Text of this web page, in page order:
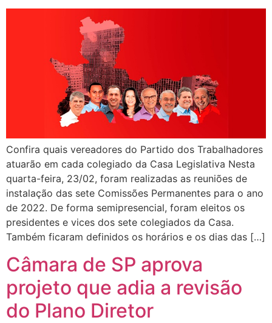
Confira quais vereadores do Partido dos Trabalhadores
atuarão em cada colegiado da Casa Legislativa Nesta
quarta-feira, 23/02, foram realizadas as reuniões de
instalação das sete Comissões Permanentes para o ano
de 2022. De forma semipresencial, foram eleitos os
presidentes e vices dos sete colegiados da Casa.
Também ficaram definidos os horários e os dias das […]
Câmara de SP aprova
projeto que adia a revisão
do Plano Diretor